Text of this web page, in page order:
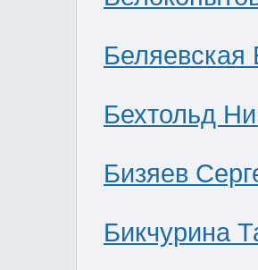
Беляевская
Бехтольд
Бизяев
Бикчурина